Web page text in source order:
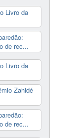
Livro da
de rec...
Livro da
Zahidé
de rec...